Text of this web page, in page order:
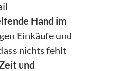
Hand im
Einkäufe und
nichts fehlt
und